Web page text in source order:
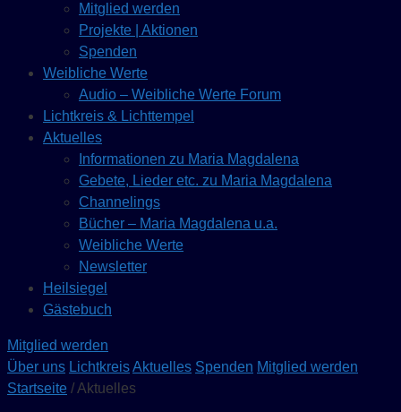
Mitglied werden
Projekte | Aktionen
Spenden
Weibliche Werte
Audio – Weibliche Werte Forum
Lichtkreis & Lichttempel
Aktuelles
Informationen zu Maria Magdalena
Gebete, Lieder etc. zu Maria Magdalena
Channelings
Bücher – Maria Magdalena u.a.
Weibliche Werte
Newsletter
Heilsiegel
Gästebuch
Mitglied werden
Über uns LichtkreisAktuelles Spenden Mitglied werden
Startseite / Aktuelles